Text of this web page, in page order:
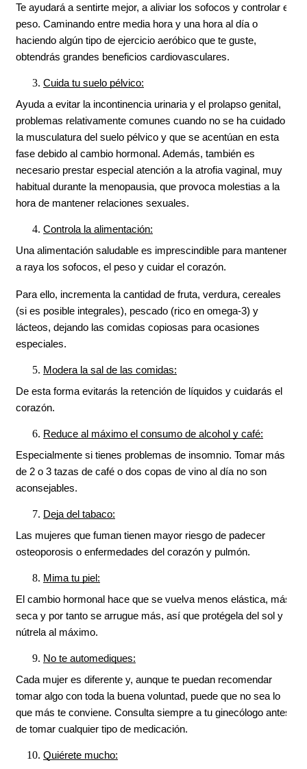
Te ayudará a sentirte mejor, a aliviar los sofocos y controlar el
peso. Caminando entre media hora y una hora al día o
haciendo algún tipo de ejercicio aeróbico que te guste,
obtendrás grandes beneficios cardiovasculares.
Cuida tu suelo pélvico:
Ayuda a evitar la incontinencia urinaria y el prolapso genital,
problemas relativamente comunes cuando no se ha cuidado
la musculatura del suelo pélvico y que se acentúan en esta
fase debido al cambio hormonal. Además, también es
necesario prestar especial atención a la atrofia vaginal, muy
habitual durante la menopausia, que provoca molestias a la
hora de mantener relaciones sexuales.
Controla la alimentación:
Una alimentación saludable es imprescindible para mantener
a raya los sofocos, el peso y cuidar el corazón.
Para ello, incrementa la cantidad de fruta, verdura, cereales
(si es posible integrales), pescado (rico en omega-3) y
lácteos, dejando las comidas copiosas para ocasiones
especiales.
Modera la sal de las comidas:
De esta forma evitarás la retención de líquidos y cuidarás el
corazón.
Reduce al máximo el consumo de alcohol y café:
Especialmente si tienes problemas de insomnio. Tomar más
de 2 o 3 tazas de café o dos copas de vino al día no son
aconsejables.
Deja del tabaco:
Las mujeres que fuman tienen mayor riesgo de padecer
osteoporosis o enfermedades del corazón y pulmón.
Mima tu piel:
El cambio hormonal hace que se vuelva menos elástica, más
seca y por tanto se arrugue más, así que protégela del sol y
nútrela al máximo.
No te automediques:
Cada mujer es diferente y, aunque te puedan recomendar
tomar algo con toda la buena voluntad, puede que no sea lo
que más te conviene. Consulta siempre a tu ginecólogo antes
de tomar cualquier tipo de medicación.
Quiérete mucho: